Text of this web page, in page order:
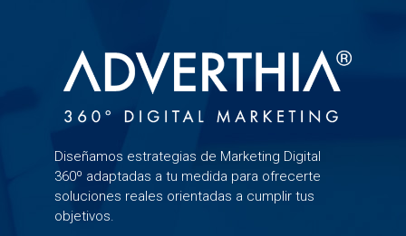
Diseñamos estrategias de Marketing Digital
360º adaptadas a tu medida para ofrecerte
soluciones reales orientadas a cumplir tus
objetivos.